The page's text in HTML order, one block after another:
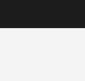
согласие на